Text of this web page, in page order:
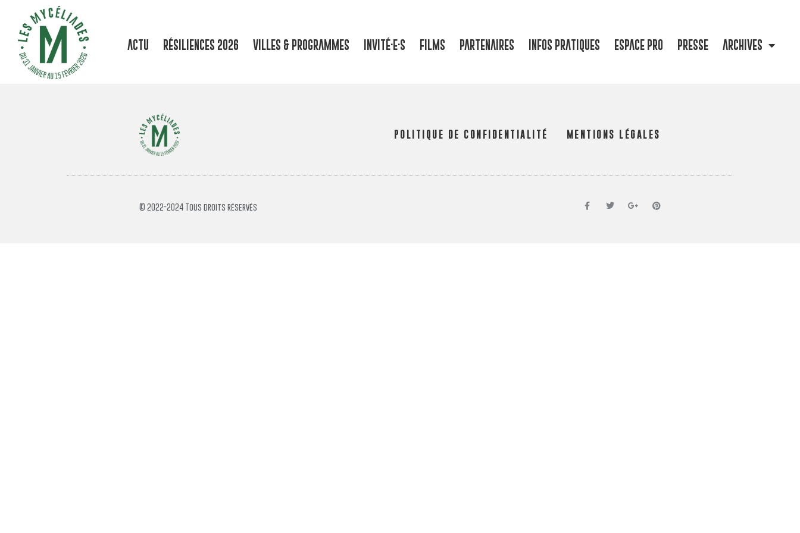
ACTU RÉSILIENCES 2026 VILLES & PROGRAMMES INVITÉ·E·S FILMS PARTENAIRES INFOS PRATIQUES ESPACE PRO PRESSE ARCHIVES
POLITIQUE DE CONFIDENTIALITÉ MENTIONS LÉGALES
© 2022-2024 Tous droits réservés